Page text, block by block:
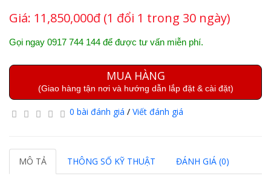
Giá: 11,850,000đ (1 đổi 1 trong 30 ngày)
Gọi ngay 0917 744 144 để được tư vấn miễn phí.
MUA HÀNG
(Giao hàng tận nơi và hướng dẫn lắp đặt & cài đặt)
0 bài đánh giá / Viết đánh giá
MÔ TẢ THÔNG SỐ KỸ THUẬT ĐÁNH GIÁ (0)